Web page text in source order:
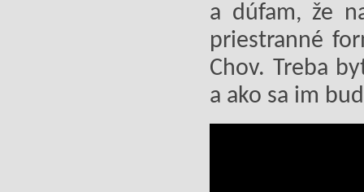
a dúfam, že
priestranné
Chov. Treba
a ako sa im